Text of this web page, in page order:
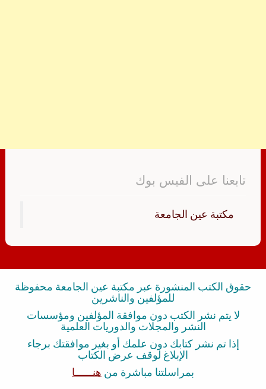
تابعنا على الفيس بوك
‏مكتبة عين الجامعة‏
حقوق الكتب المنشورة عبر مكتبة عين الجامعة محفوظة
للمؤلفين والناشرين
لا يتم نشر الكتب دون موافقة المؤلفين ومؤسسات
النشر والمجلات والدوريات العلمية
إذا تم نشر كتابك دون علمك أو بغير موافقتك برجاء
الإبلاغ لوقف عرض الكتاب
بمراسلتنا مباشرة من هنــــــا